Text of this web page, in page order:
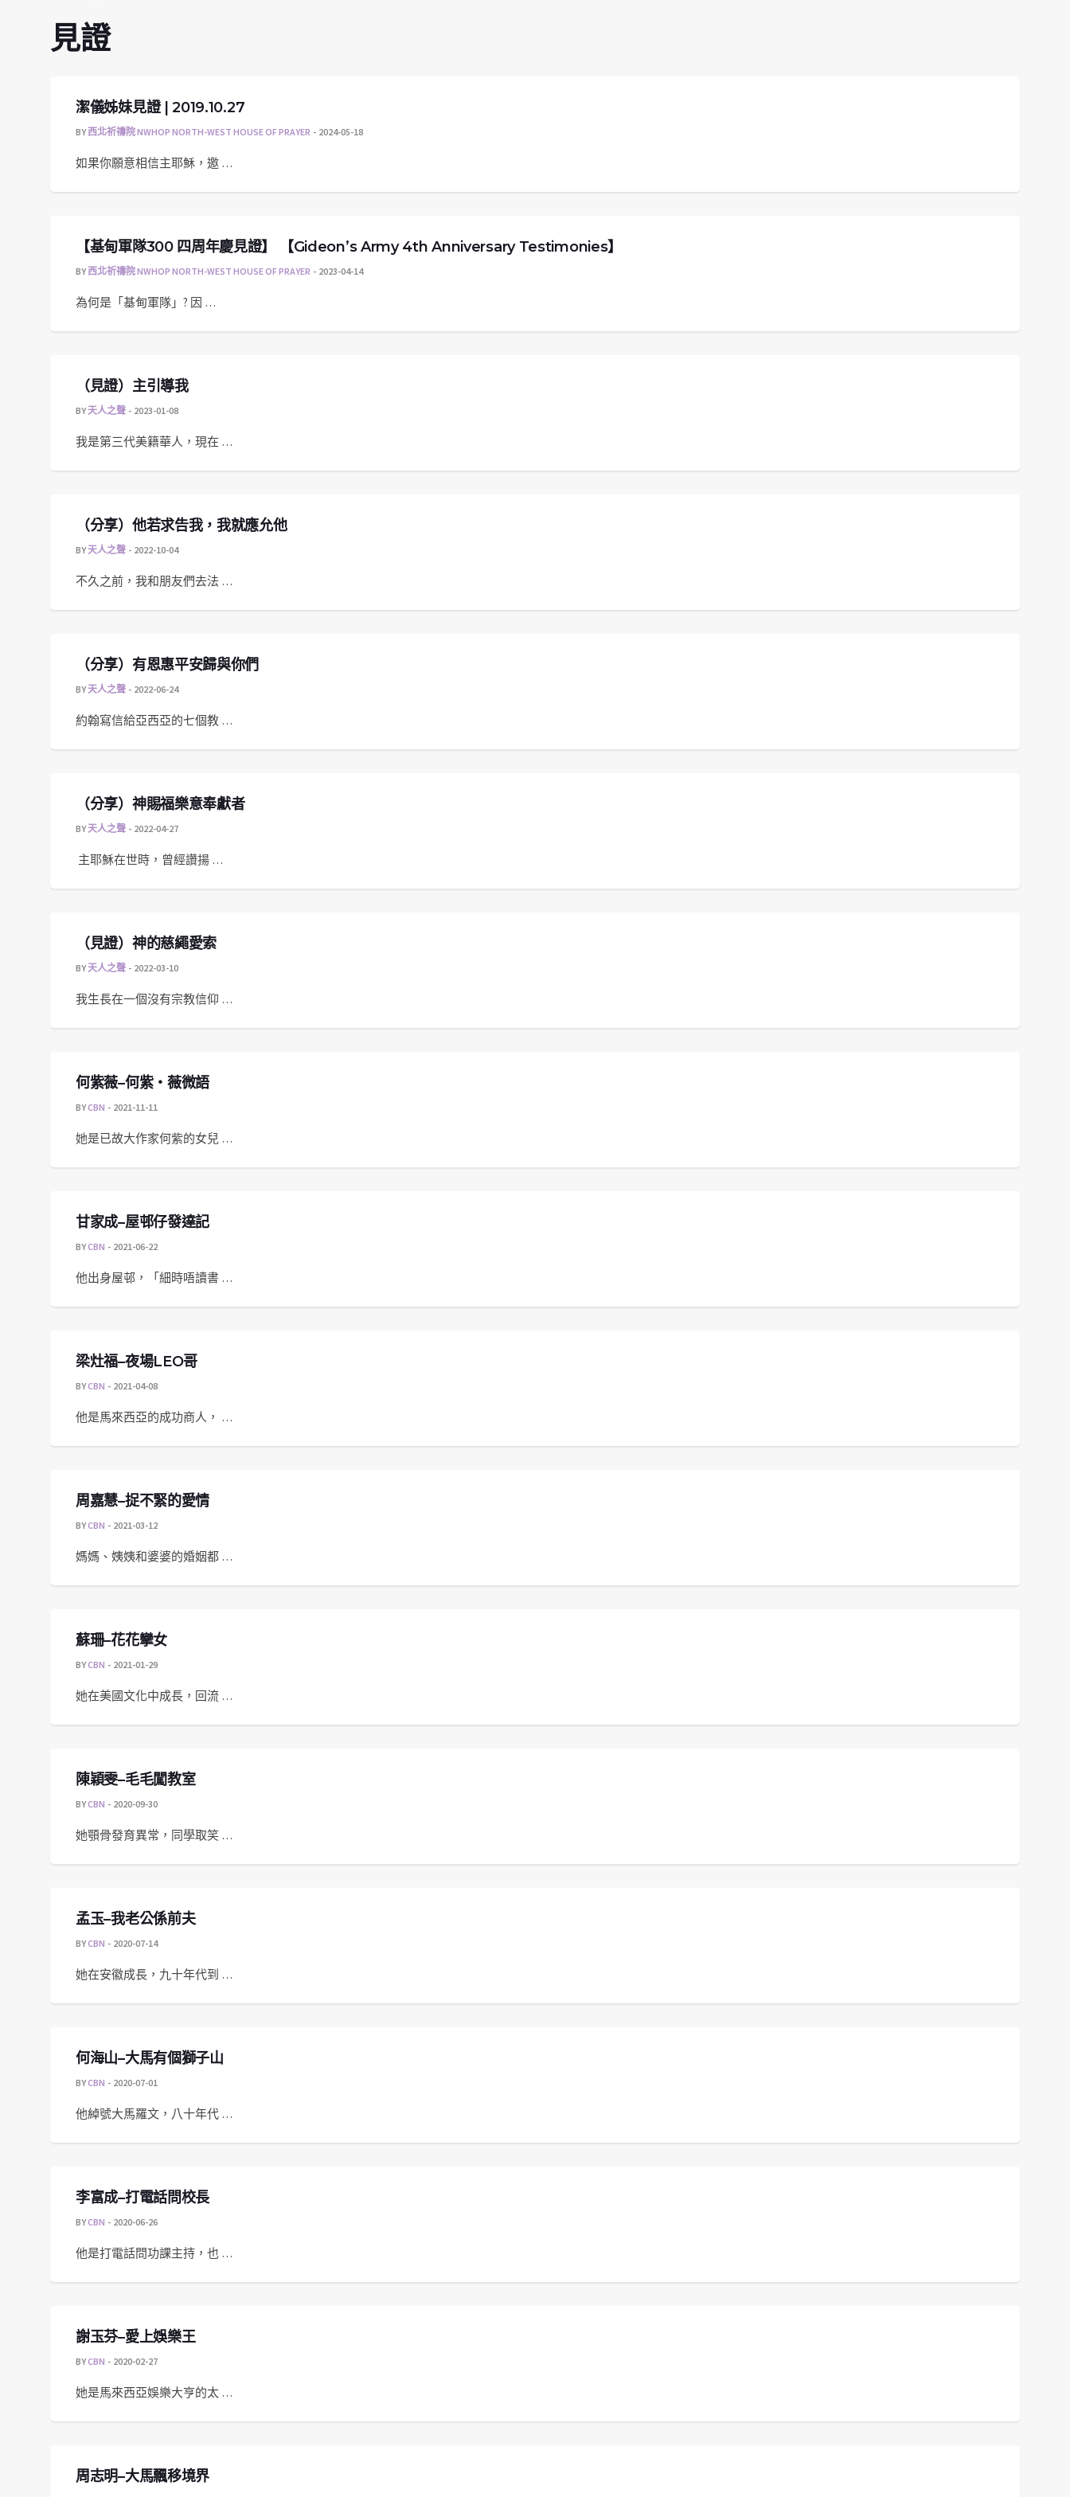
見證
潔儀姊妹見證 | 2019.10.27
BY西北祈禱院 NWHOP NORTH-WEST HOUSE OF PRAYER 2024-05-18
如果你願意相信主耶穌，邀 …
【基甸軍隊300 四周年慶見證】 【Gideon’s Army 4th Anniversary Testimonies】
BY西北祈禱院 NWHOP NORTH-WEST HOUSE OF PRAYER 2023-04-14
為何是「基甸軍隊」? 因 …
（見證）主引導我
BY天人之聲 2023-01-08
我是第三代美籍華人，現在 …
（分享）他若求告我，我就應允他
BY天人之聲 2022-10-04
不久之前，我和朋友們去法 …
（分享）有恩惠平安歸與你們
BY天人之聲 2022-06-24
約翰寫信給亞西亞的七個教 …
（分享）神賜福樂意奉獻者
BY天人之聲 2022-04-27
主耶穌在世時，曾經讚揚 …
（見證）神的慈繩愛索
BY天人之聲 2022-03-10
我生長在一個沒有宗教信仰 …
何紫薇–何紫・薇微語
BYCBN 2021-11-11
她是已故大作家何紫的女兒 …
甘家成–屋邨仔發達記
BYCBN 2021-06-22
他出身屋邨，「細時唔讀書 …
梁灶福–夜場LEO哥
BYCBN 2021-04-08
他是馬來西亞的成功商人， …
周嘉慧–捉不緊的愛情
BYCBN 2021-03-12
媽媽、姨姨和婆婆的婚姻都 …
蘇珊–花花攣女
BYCBN 2021-01-29
她在美國文化中成長，回流 …
陳穎雯–毛毛闖教室
BYCBN 2020-09-30
她顎骨發育異常，同學取笑 …
孟玉–我老公係前夫
BYCBN 2020-07-14
她在安徽成長，九十年代到 …
何海山–大馬有個獅子山
BYCBN 2020-07-01
他綽號大馬羅文，八十年代 …
李富成–打電話問校長
BYCBN 2020-06-26
他是打電話問功課主持，也 …
謝玉芬–愛上娛樂王
BYCBN 2020-02-27
她是馬來西亞娛樂大亨的太 …
周志明–大馬飄移境界